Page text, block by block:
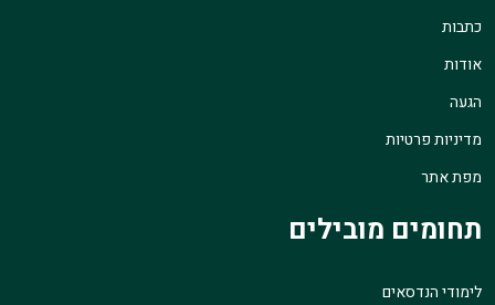
כתבות
אודות
הגעה
מדיניות פרטיות
מפת אתר
תחומים מובילים
לימודי הנדסאים